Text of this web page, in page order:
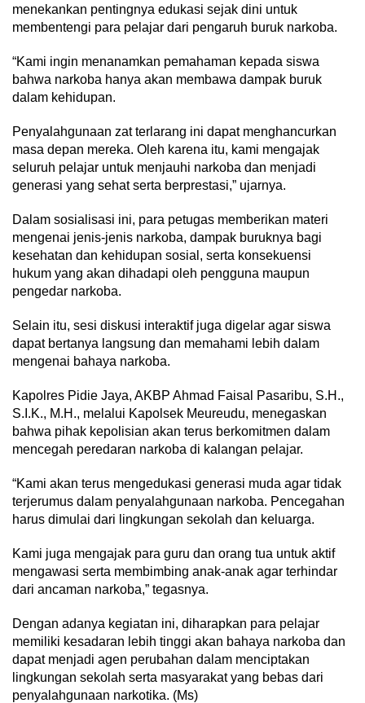
menekankan pentingnya edukasi sejak dini untuk
membentengi para pelajar dari pengaruh buruk narkoba.
“Kami ingin menanamkan pemahaman kepada siswa
bahwa narkoba hanya akan membawa dampak buruk
dalam kehidupan.
Penyalahgunaan zat terlarang ini dapat menghancurkan
masa depan mereka. Oleh karena itu, kami mengajak
seluruh pelajar untuk menjauhi narkoba dan menjadi
generasi yang sehat serta berprestasi,” ujarnya.
Dalam sosialisasi ini, para petugas memberikan materi
mengenai jenis-jenis narkoba, dampak buruknya bagi
kesehatan dan kehidupan sosial, serta konsekuensi
hukum yang akan dihadapi oleh pengguna maupun
pengedar narkoba.
Selain itu, sesi diskusi interaktif juga digelar agar siswa
dapat bertanya langsung dan memahami lebih dalam
mengenai bahaya narkoba.
Kapolres Pidie Jaya, AKBP Ahmad Faisal Pasaribu, S.H.,
S.I.K., M.H., melalui Kapolsek Meureudu, menegaskan
bahwa pihak kepolisian akan terus berkomitmen dalam
mencegah peredaran narkoba di kalangan pelajar.
“Kami akan terus mengedukasi generasi muda agar tidak
terjerumus dalam penyalahgunaan narkoba. Pencegahan
harus dimulai dari lingkungan sekolah dan keluarga.
Kami juga mengajak para guru dan orang tua untuk aktif
mengawasi serta membimbing anak-anak agar terhindar
dari ancaman narkoba,” tegasnya.
Dengan adanya kegiatan ini, diharapkan para pelajar
memiliki kesadaran lebih tinggi akan bahaya narkoba dan
dapat menjadi agen perubahan dalam menciptakan
lingkungan sekolah serta masyarakat yang bebas dari
penyalahgunaan narkotika. (Ms)